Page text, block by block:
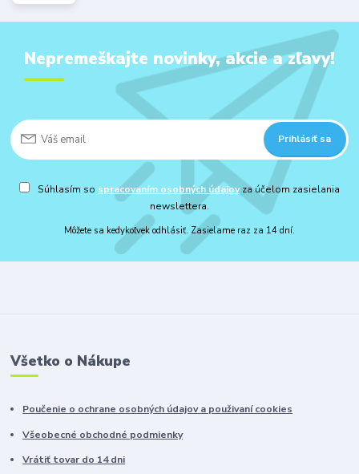
Nepremeškajte novinky, akcie a zľavy!
Prihlásiť sa
Súhlasím so spracovaním osobných údajovza účelom zasielania
newslettera.
Môžete sa kedykoľvek odhlásiť. Zasielame raz za 14 dní.
Všetko o Nákupe
Poučenie o ochrane osobných údajov a použivaní cookies
Všeobecné obchodné podmienky
Vrátiť tovar do 14 dni